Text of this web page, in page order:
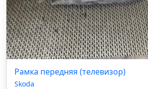
Рамка передняя (телевизор)
Skoda